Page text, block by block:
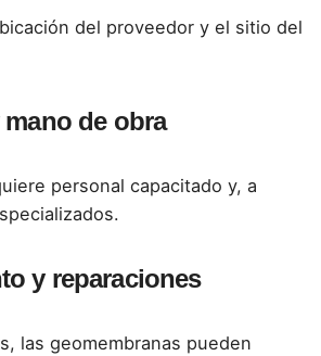
del proveedor y el sitio del
de obra
personal capacitado y, a
y reparaciones
las geomembranas pueden